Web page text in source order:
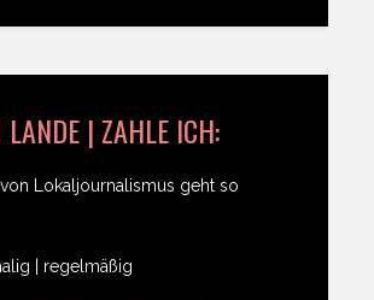
| ZAHLE ICH:
Lokaljournalismus geht so
| regelmäßig